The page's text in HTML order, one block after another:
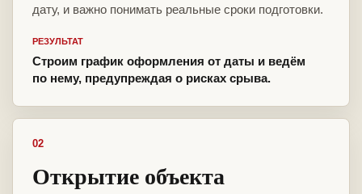
дату, и важно понимать реальные сроки подготовки.
РЕЗУЛЬТАТ
Строим график оформления от даты и ведём
по нему, предупреждая о рисках срыва.
02
Открытие объекта